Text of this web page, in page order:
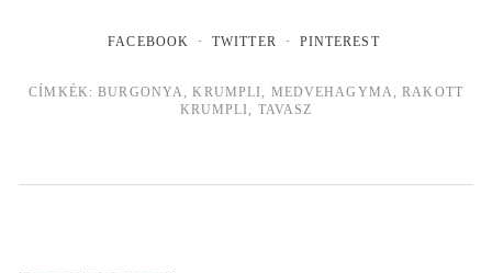
FACEBOOK TWITTER PINTEREST
CÍMKÉK:BURGONYA,KRUMPLI, MEDVEHAGYMA,RAKOTT
KRUMPLI, TAVASZ